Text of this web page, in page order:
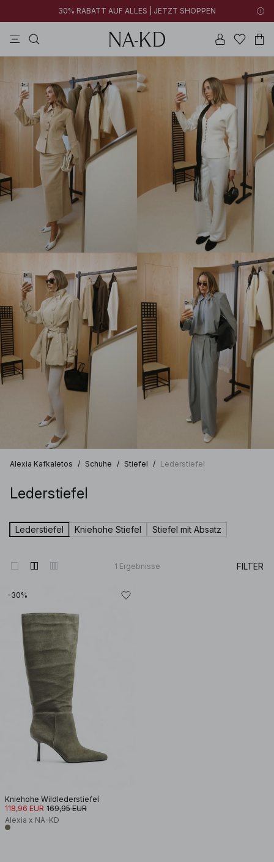
30% RABATT AUF ALLES | JETZT SHOPPEN
Alexia Kafkaletos / Schuhe / Stiefel / Lederstiefel
Lederstiefel
Lederstiefel Kniehohe Stiefel Stiefel mit Absatz
1 Ergebnisse FILTER
-30%
Kniehohe Wildlederstiefel
118,96 EUR 169,95 EUR
Alexia x NA-KD